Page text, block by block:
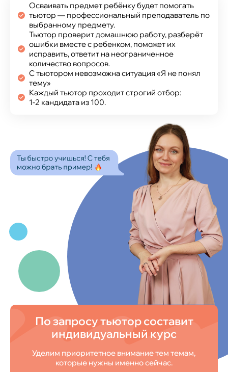
Осваивать предмет ребёнку будет помогать
тьютор — профессиональный преподаватель по
выбранному предмету.
Тьютор проверит домашнюю работу, разберёт
ошибки вместе с ребенком, поможет их
исправить, ответит на неограниченное
количество вопросов.
С тьютором невозможна ситуация «Я не понял
тему»
Каждый тьютор проходит строгий отбор:
1‑2 кандидата из 100.
По запросу тьютор составит
индивидуальный курс
Уделим приоритетное внимание тем темам,
которые нужны именно сейчас.